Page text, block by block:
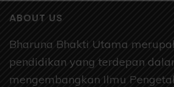
ABOUT US
Bharuna Bhakti Utama
pendidikan yang terdepan
mengembangkan Ilmu